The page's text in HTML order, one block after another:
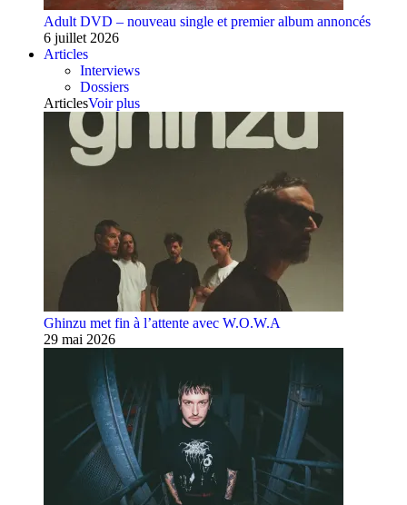
Adult DVD – nouveau single et premier album annoncés
6 juillet 2026
Articles
Interviews
Dossiers
ArticlesVoir plus
Ghinzu met fin à l’attente avec W.O.W.A
29 mai 2026